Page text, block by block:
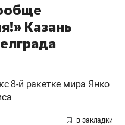
Казань
8-й ракетке мира Янко